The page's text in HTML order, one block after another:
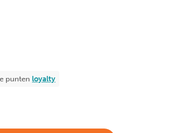
punten loyalty